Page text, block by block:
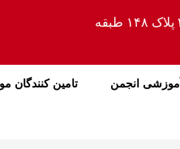
تهران خیابان قائم مقام فراهانی نبش کوچه ۲۴ پلاک ۱۴۸ طبقه
انجمن تامین کنندگان